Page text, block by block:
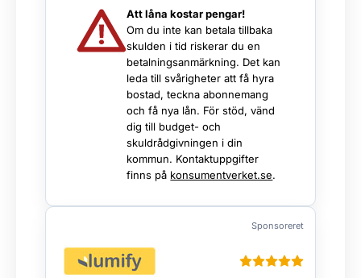
Att låna kostar pengar!
Om du inte kan betala tillbaka
skulden i tid riskerar du en
betalningsanmärkning. Det kan
leda till svårigheter att få hyra
bostad, teckna abonnemang
och få nya lån. För stöd, vänd
dig till budget- och
skuldrådgivningen i din
kommun. Kontaktuppgifter
finns på konsumentverket.se.
Sponsoreret